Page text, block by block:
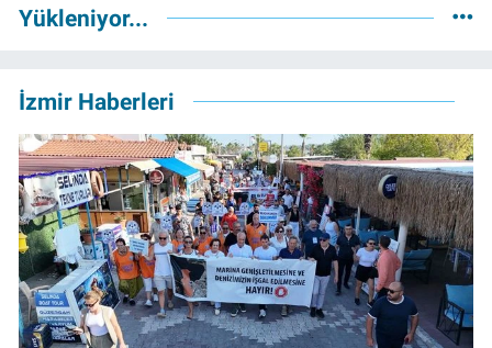
Yükleniyor...
İzmir Haberleri